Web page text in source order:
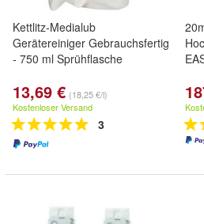
Kettlitz-Medialub
Gerätereiniger Gebrauchsfertig
- 750 ml Sprühflasche
13,69 € (18,25 €/l)
Kostenloser Versand
3